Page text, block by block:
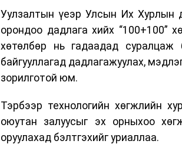
Уулзалтын үеэр Улсын Их Хурлын
орондоо дадлага хийх “100+100”
хөтөлбөр нь гадаадад суралцаж
байгууллагад дадлагажуулах,
зорилготой юм.
Тэрбээр технологийн хөгжлийн
оюутан залуусыг эх орныхоо
оруулахад бэлтгэхийг уриаллаа.